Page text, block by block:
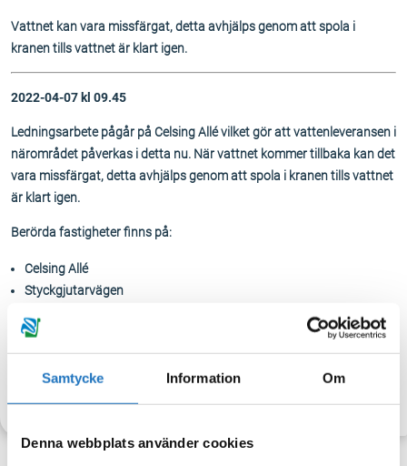
Samtycke Information Om
Denna webbplats använder cookies
Vattnet kan vara missfärgat, detta avhjälps genom att spola i
kranen tills vattnet är klart igen.
2022-04-07 kl 09.45
Ledningsarbete pågår på Celsing Allé vilket gör att vattenleveransen i
närområdet påverkas i detta nu. När vattnet kommer tillbaka kan det
vara missfärgat, detta avhjälps genom att spola i kranen tills vattnet
är klart igen.
Berörda fastigheter finns på:
Celsing Allé
Styckgjutarvägen
Masmästarvägen